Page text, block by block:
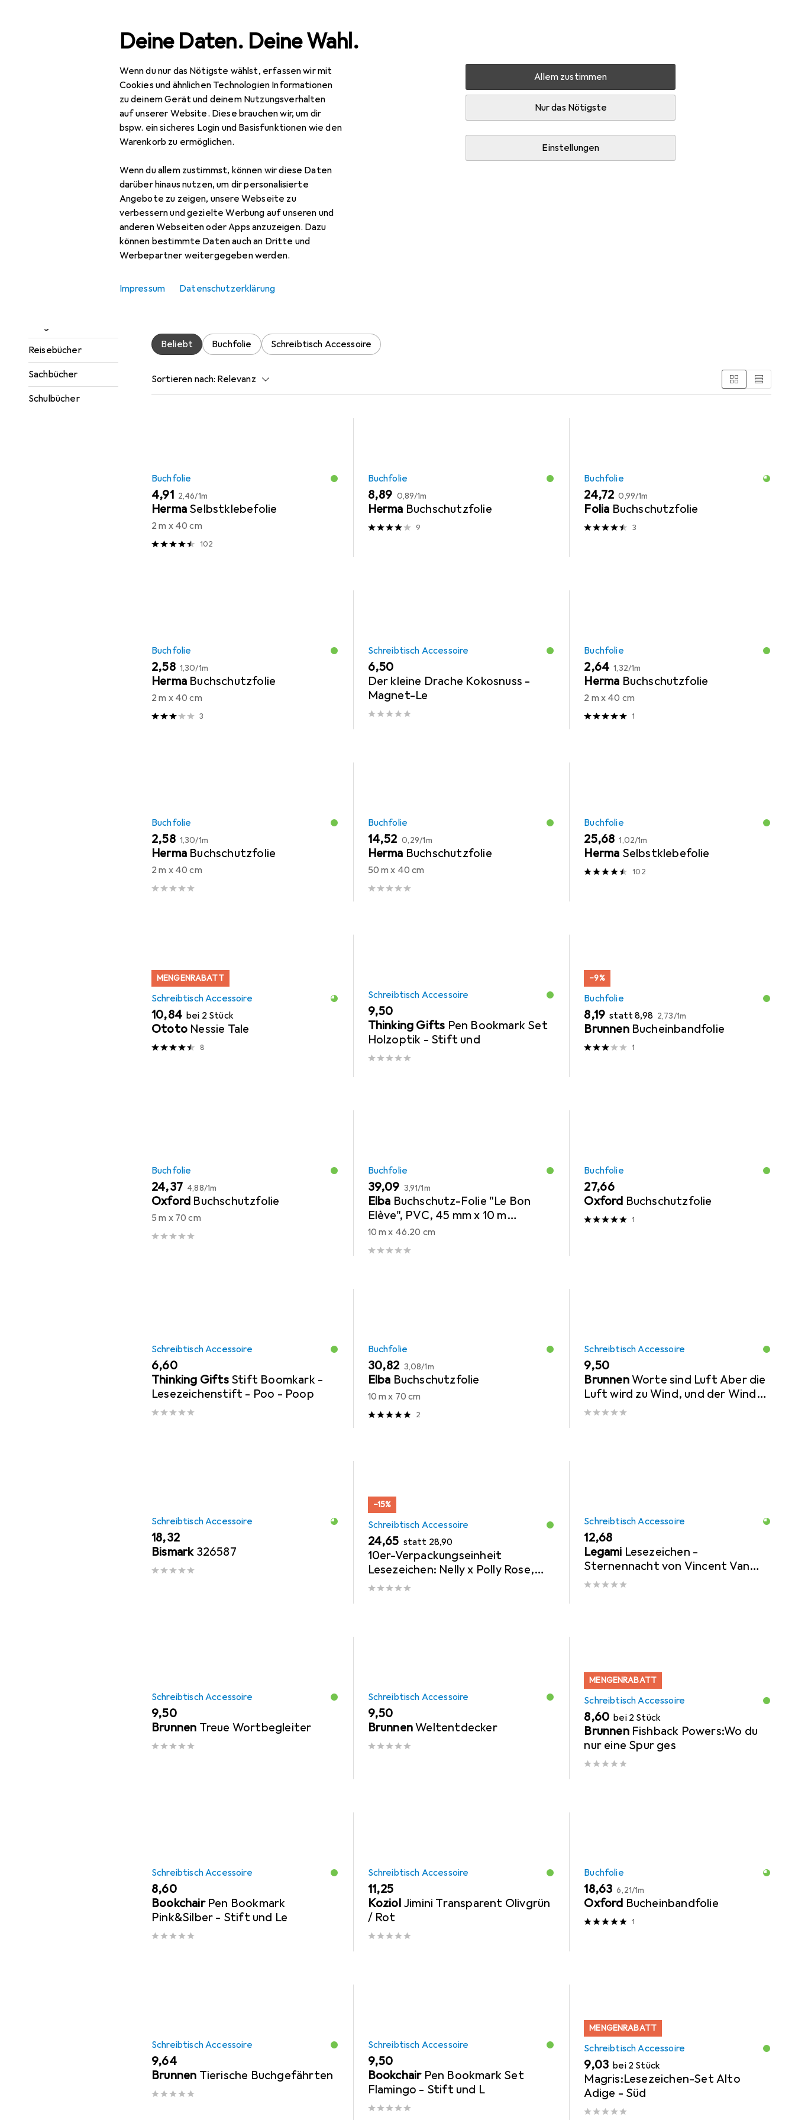
Deine Daten. Deine Wahl.
Wenn du nur das Nötigste wählst, erfassen wir mit
Cookies und ähnlichen Technologien Informationen
zu deinem Gerät und deinem Nutzungsverhalten
auf unserer Website. Diese brauchen wir, um dir
bspw. ein sicheres Login und Basisfunktionen wie den
Warenkorb zu ermöglichen.
Wenn du allem zustimmst, können wir diese Daten
darüber hinaus nutzen, um dir personalisierte
Angebote zu zeigen, unsere Webseite zu
verbessern und gezielte Werbung auf unseren und
anderen Webseiten oder Apps anzuzeigen. Dazu
können bestimmte Daten auch an Dritte und
Werbepartner weitergegeben werden.
Allem zustimmen
Nur das Nötigste
Einstellungen
Impressum Datenschutzerklärung
Navigation nach Kategorien
Ratgeber
Reisebücher
Sachbücher
Schulbücher
Gesamtsortiment Büro + Schreibwaren Die Sehnsucht der Albatrosse
Die Sehnsucht der Albatrosse
Deutsch, Karin Seemayer, 2018
Beliebt Buchfolie Schreibtisch Accessoire
Sortieren nach: Relevanz
Buchfolie
EUR
4,91 EUR
2,46/1m
Herma Selbstklebefolie
2 m x 40 cm
102
Buchfolie
EUR
8,89 EUR
0,89/1m
Herma Buchschutzfolie
9
Buchfolie
EUR
24,72 EUR
0,99/1m
Folia Buchschutzfolie
3
Buchfolie
EUR
2,58 EUR
1,30/1m
Herma Buchschutzfolie
2 m x 40 cm
3
Schreibtisch Accessoire
EUR
6,50
Der kleine Drache Kokosnuss -
Magnet-Le
Buchfolie
EUR
2,64 EUR
1,32/1m
Herma Buchschutzfolie
2 m x 40 cm
1
Buchfolie
EUR
2,58 EUR
1,30/1m
Herma Buchschutzfolie
2 m x 40 cm
Buchfolie
EUR
14,52 EUR
0,29/1m
Herma Buchschutzfolie
50 m x 40 cm
Buchfolie
EUR
25,68 EUR
1,02/1m
Herma Selbstklebefolie
102
MENGENRABATT
Schreibtisch Accessoire
EUR
10,84 bei 2 Stück
Ototo Nessie Tale
8
Schreibtisch Accessoire
EUR
9,50
Thinking Gifts Pen Bookmark Set
Holzoptik - Stift und
−9%
Buchfolie
EUR
8,19 stattEUR
8,98 EUR
2,73/1m
Brunnen Bucheinbandfolie
1
Buchfolie
EUR
24,37 EUR
4,88/1m
Oxford Buchschutzfolie
5 m x 70 cm
Buchfolie
EUR
39,09 EUR
3,91/1m
Elba Buchschutz-Folie "Le Bon
Elève", PVC, 45 mm x 10 m
transparent, zum Schutz von
Büchern
10 m x 46.20 cm
Buchfolie
EUR
27,66
Oxford Buchschutzfolie
1
Schreibtisch Accessoire
EUR
6,60
Thinking Gifts Stift Boomkark -
Lesezeichenstift - Poo - Poop
Buchfolie
EUR
30,82 EUR
3,08/1m
Elba Buchschutzfolie
10 m x 70 cm
2
Schreibtisch Accessoire
EUR
9,50
BrunnenWorte sind Luft Aber die
Luft wird zu Wind, und der Wind
lässt die Schiffe segeln nach
Schreibtisch Accessoire
EUR
18,32
Bismark 326587
−15%
Schreibtisch Accessoire
EUR
24,65 statt EUR
28,90
10er-Verpackungseinheit
Lesezeichen: Nelly x Polly Rose,
Lassen sie mich nicht so zurück
Schreibtisch Accessoire
EUR
12,68
Legami Lesezeichen -
Sternennacht von Vincent Van
Gogh
Schreibtisch Accessoire
EUR
9,50
Brunnen Treue Wortbegleiter
Schreibtisch Accessoire
EUR
9,50
BrunnenWeltentdecker
MENGENRABATT
Schreibtisch Accessoire
EUR
8,60 bei 2 Stück
Brunnen Fishback Powers:Wo du
nur eine Spur ges
Schreibtisch Accessoire
EUR
8,60
Bookchair Pen Bookmark
Pink&Silber - Stift und Le
Schreibtisch Accessoire
EUR
11,25
Koziol Jimini Transparent Olivgrün
/ Rot
Buchfolie
EUR
18,63 EUR
6,21/1m
Oxford Bucheinbandfolie
1
Schreibtisch Accessoire
EUR
9,64
Brunnen Tierische Buchgefährten
Schreibtisch Accessoire
EUR
9,50
Bookchair Pen Bookmark Set
Flamingo - Stift und L
MENGENRABATT
Schreibtisch Accessoire
EUR
9,03 bei 2 Stück
Magris:Lesezeichen-Set Alto
Adige - Süd